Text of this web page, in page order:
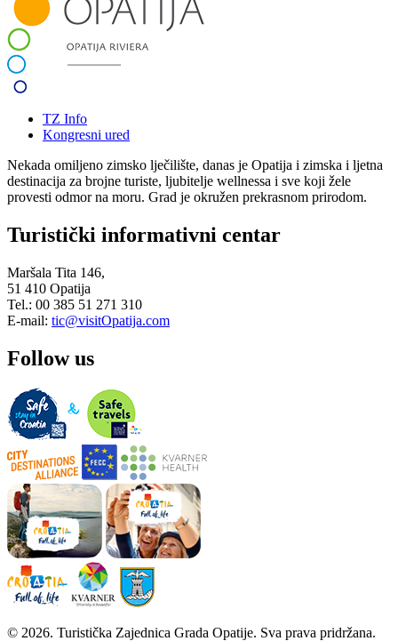
TZ Info
Kongresni ured
Nekada omiljeno zimsko lječilište, danas je Opatija i zimska i ljetna
destinacija za brojne turiste, ljubitelje wellnessa i sve koji žele
provesti odmor na moru. Grad je okružen prekrasnom prirodom.
Turistički informativni centar
Maršala Tita 146,
51 410 Opatija
Tel.: 00 385 51 271 310
E-mail: tic@visitOpatija.com
Follow us
© 2026. Turistička Zajednica Grada Opatije. Sva prava pridržana.